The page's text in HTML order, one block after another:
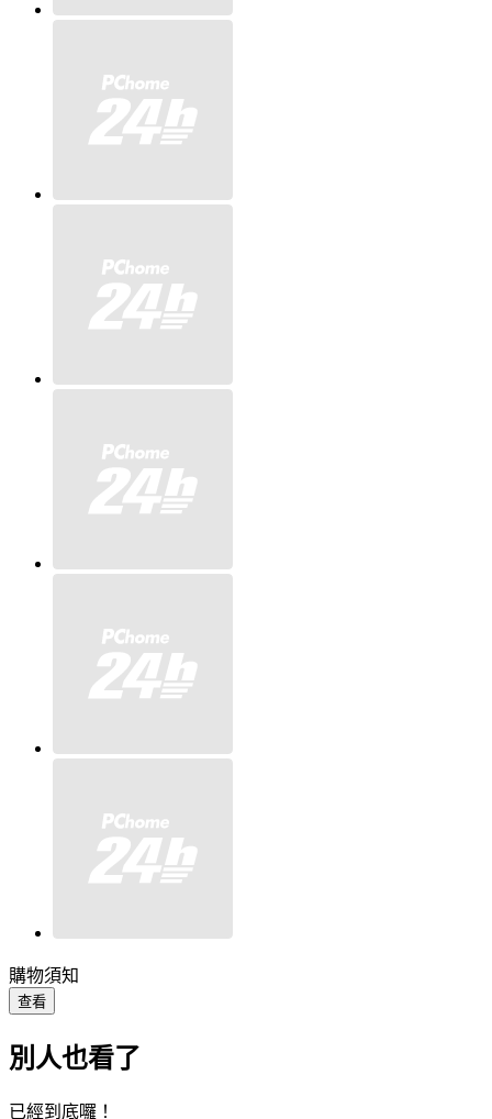
購物須知
查看
別人也看了
已經到底囉！